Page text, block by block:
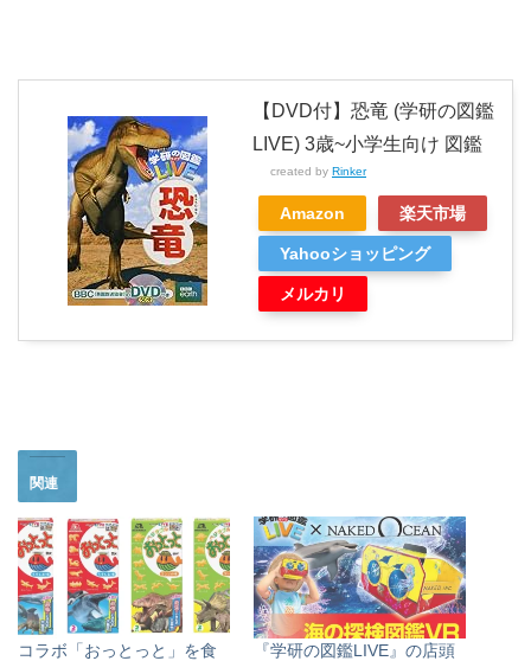
【DVD付】恐竜 (学研の図鑑
LIVE) 3歳~小学生向け 図鑑
created by Rinker
Amazon 楽天市場
Yahooショッピング
メルカリ
関連
コラボ「おっとっと」を食
『学研の図鑑LIVE』の店頭